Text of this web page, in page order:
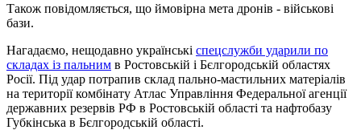
Також повідомляється, що ймовірна мета дронів - військові
бази.
Нагадаємо, нещодавно українські спецслужби ударили по
складах із пальним в Ростовській і Бєлгородській областях
Росії. Під удар потрапив склад пально-мастильних матеріалів
на території комбінату Атлас Управління Федеральної агенції
державних резервів РФ в Ростовській області та нафтобазу
Губкінська в Бєлгородській області.